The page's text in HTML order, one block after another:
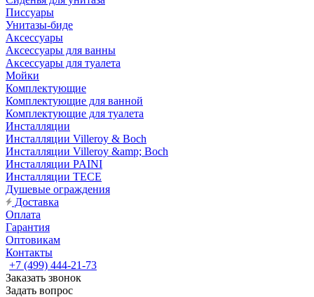
Писсуары
Унитазы-биде
Аксессуары
Аксессуары для ванны
Аксессуары для туалета
Мойки
Комплектующие
Комплектующие для ванной
Комплектующие для туалета
Инсталляции
Инсталляции Villeroy & Boch
Инсталляции Villeroy &amp; Boch
Инсталляции PAINI
Инсталляции TECE
Душевые ограждения
Доставка
Оплата
Гарантия
Оптовикам
Контакты
+7 (499) 444-21-73
Заказать звонок
Задать вопрос